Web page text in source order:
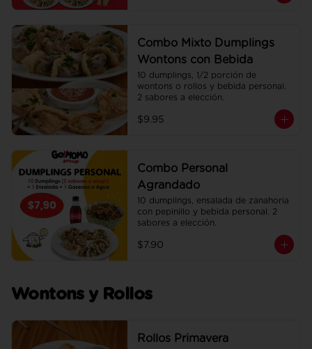
Combo Mixto Dumplings
Wontons con Bebida
10 dumplings, 1/2 porción de
wontons o rollos y bebida personal.
2 sabores a elección.
$9.95
Combo Personal
Agrandado
10 dumplings, ensalada de zanahoria
con pepinillo y bebida personal. 2
sabores a elección.
$7.90
Wontons y Rollos
Rollos Primavera